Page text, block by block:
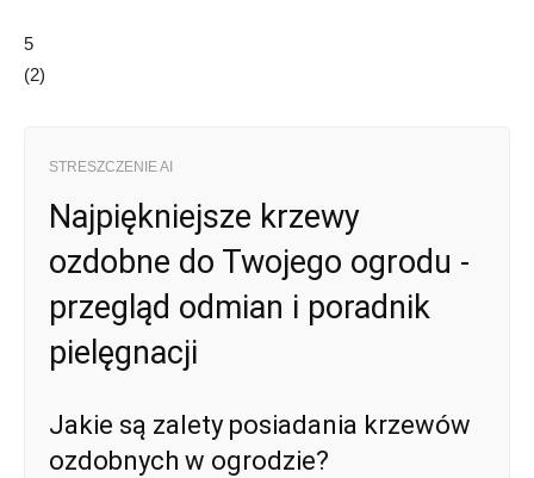
5
(2)
STRESZCZENIE AI
Najpiękniejsze krzewy
ozdobne do Twojego ogrodu -
przegląd odmian i poradnik
pielęgnacji
Jakie są zalety posiadania krzewów
ozdobnych w ogrodzie?